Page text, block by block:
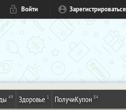
Войти Зарегистрироваться
49 Здоровье 1 ПолучиКупон 84